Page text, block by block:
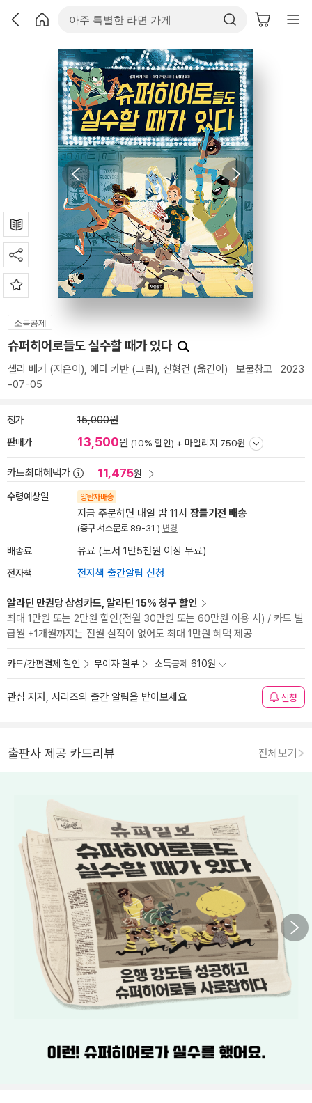
소득공제
슈퍼히어로들도 실수할 때가 있다
셸리 베커 (지은이), 에다 카반 (그림), 신형건 (옮긴이) 보물창고 2023
-07-05
정가 15,000원
판매가 13,500원 (10% 할인) + 마일리지 750원
카드최대혜택가 11,475원
수령예상일 양탄자배송
지금 주문하면 내일 밤 11시 잠들기전 배송
(중구 서소문로 89-31 ) 변경
배송료 유료 (도서 1만5천원 이상 무료)
전자책 전자책 출간알림 신청
알라딘 만권당 삼성카드, 알라딘 15% 청구 할인
최대 1만원 또는 2만원 할인(전월 30만원 또는 60만원 이용 시) / 카드 발
급월 +1개월까지는 전월 실적이 없어도 최대 1만원 혜택 제공
카드/간편결제 할인 무이자 할부 소득공제 610원
관심 저자, 시리즈의 출간 알림을 받아보세요 신청
출판사 제공 카드리뷰 전체보기